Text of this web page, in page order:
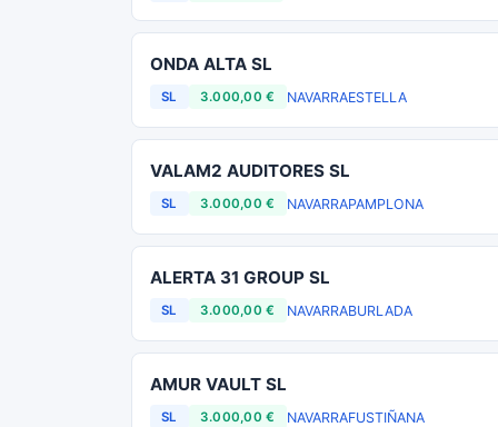
ONDA ALTA SL
SL 3.000,00 € NAVARRAESTELLA
VALAM2 AUDITORES SL
SL 3.000,00 € NAVARRAPAMPLONA
ALERTA 31 GROUP SL
SL 3.000,00 € NAVARRABURLADA
AMUR VAULT SL
SL 3.000,00 € NAVARRAFUSTIÑANA